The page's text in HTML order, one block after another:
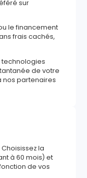
sur
le financement
frais cachés,
technologies
de votre
partenaires
la
à 60 mois) et
de vos